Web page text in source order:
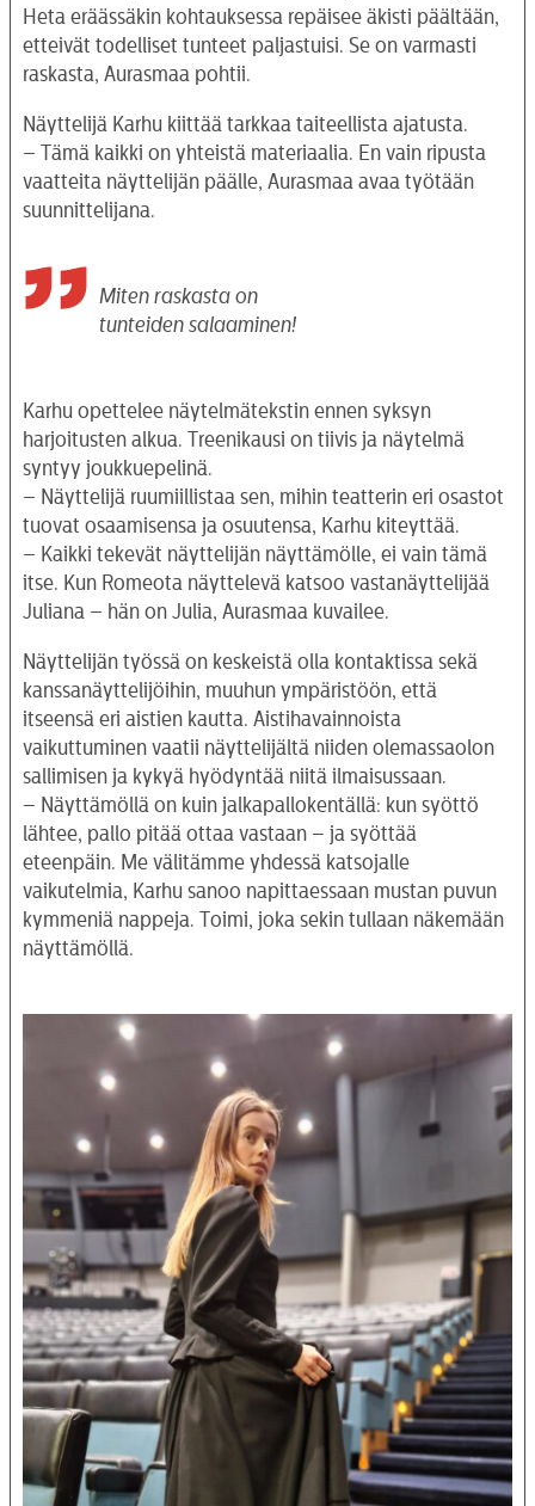
Heta eräässäkin kohtauksessa repäisee äkisti päältään,
etteivät todelliset tunteet paljastuisi. Se on varmasti
raskasta, Aurasmaa pohtii.
Näyttelijä Karhu kiittää tarkkaa taiteellista ajatusta.
– Tämä kaikki on yhteistä materiaalia. En vain ripusta
vaatteita näyttelijän päälle, Aurasmaa avaa työtään
suunnittelijana.
Miten raskasta on
tunteiden salaaminen!
Karhu opettelee näytelmätekstin ennen syksyn
harjoitusten alkua. Treenikausi on tiivis ja näytelmä
syntyy joukkuepelinä.
– Näyttelijä ruumiillistaa sen, mihin teatterin eri osastot
tuovat osaamisensa ja osuutensa, Karhu kiteyttää.
– Kaikki tekevät näyttelijän näyttämölle, ei vain tämä
itse. Kun Romeota näyttelevä katsoo vastanäyttelijää
Juliana – hän on Julia, Aurasmaa kuvailee.
Näyttelijän työssä on keskeistä olla kontaktissa sekä
kanssanäyttelijöihin, muuhun ympäristöön, että
itseensä eri aistien kautta. Aistihavainnoista
vaikuttuminen vaatii näyttelijältä niiden olemassaolon
sallimisen ja kykyä hyödyntää niitä ilmaisussaan.
– Näyttämöllä on kuin jalkapallokentällä: kun syöttö
lähtee, pallo pitää ottaa vastaan – ja syöttää
eteenpäin. Me välitämme yhdessä katsojalle
vaikutelmia, Karhu sanoo napittaessaan mustan puvun
kymmeniä nappeja. Toimi, joka sekin tullaan näkemään
näyttämöllä.